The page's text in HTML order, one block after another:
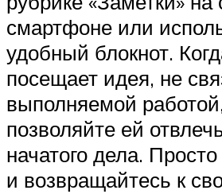
смартфоне или
удобный блокнот.
посещает идея, не
выполняемой
позволяйте ей
начатого дела.
и возвращайтесь к